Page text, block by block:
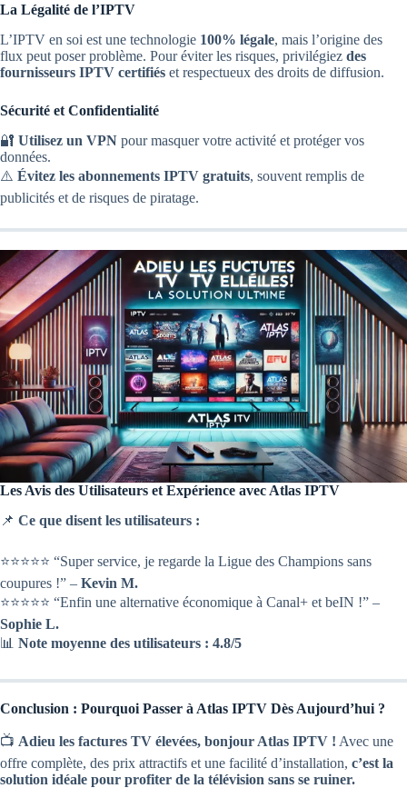
La Légalité de l’IPTV
L’IPTV en soi est une technologie 100% légale, mais l’origine des
flux peut poser problème. Pour éviter les risques, privilégiez des
fournisseurs IPTV certifiés et respectueux des droits de diffusion.
Sécurité et Confidentialité
🔐 Utilisez un VPN pour masquer votre activité et protéger vos
données.
⚠️ Évitez les abonnements IPTV gratuits, souvent remplis de
publicités et de risques de piratage.
Les Avis des Utilisateurs et Expérience avec Atlas IPTV
📌 Ce que disent les utilisateurs :
⭐⭐⭐⭐⭐ “Super service, je regarde la Ligue des Champions sans
coupures !” – Kevin M.
⭐⭐⭐⭐⭐ “Enfin une alternative économique à Canal+ et beIN !” –
Sophie L.
📊 Note moyenne des utilisateurs : 4.8/5
Conclusion : Pourquoi Passer à Atlas IPTV Dès Aujourd’hui ?
📺 Adieu les factures TV élevées, bonjour Atlas IPTV ! Avec une
offre complète, des prix attractifs et une facilité d’installation, c’est la
solution idéale pour profiter de la télévision sans se ruiner.